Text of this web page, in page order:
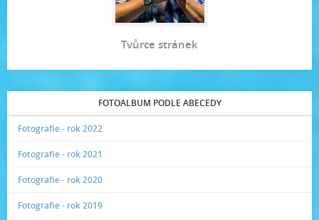
Tvůrce stránek
FOTOALBUM PODLE ABECEDY
Fotografie - rok 2022
Fotografie - rok 2021
Fotografie - rok 2020
Fotografie - rok 2019